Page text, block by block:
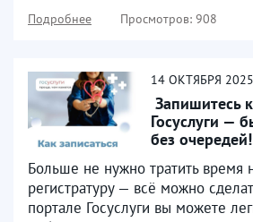
Подробнее Просмотров: 908
14 ОКТЯБРЯ 2025
Запишитесь
Госуслуги —
без очередей! ​
Больше не нужно тратить время
регистратуру — всё можно
портале Госуслуги вы можете